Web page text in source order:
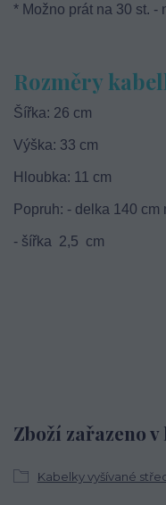
* Možno prát na 30 st. -
Rozměry
Šířka: 26 cm
Výška: 33 cm
Hloubka: 11 cm
Popruh: - delka 140 cm
- šířka 2,5 cm
Zboží zařazeno
Kabelky vyšívané